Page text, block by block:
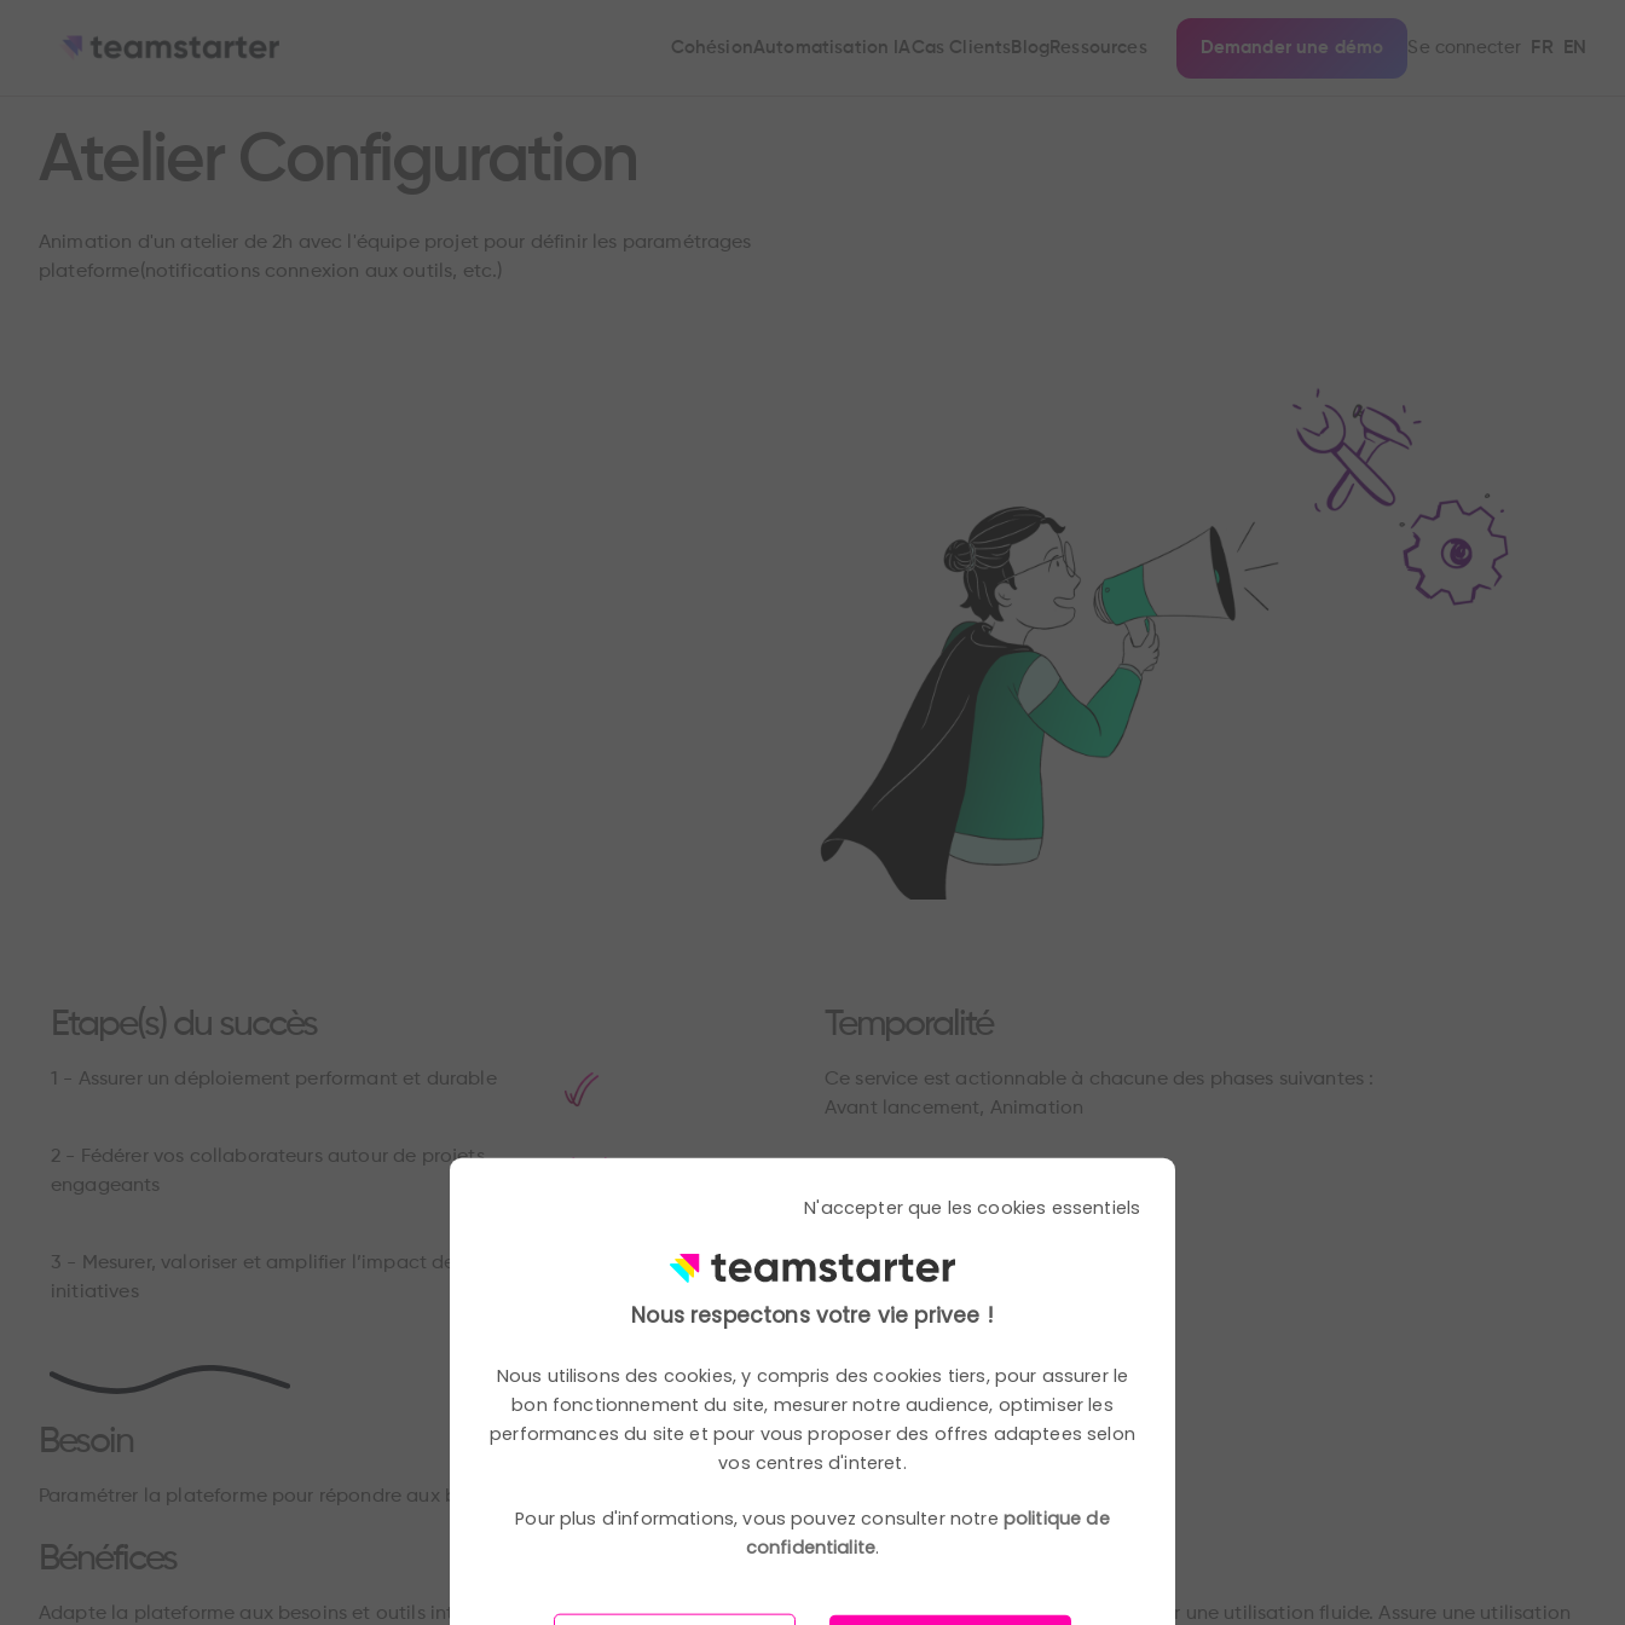
Cohésion Automatisation IA Cas Clients Blog Ressources Demander une démo Se connecter FR EN
Atelier Configuration
Animation d'un atelier de 2h avec l'équipe projet pour définir les paramétrages
plateforme(notifications connexion aux outils, etc.)
Etape(s) du succès
1 - Assurer un déploiement performant et durable
2 - Fédérer vos collaborateurs autour de projets
engageants
3 - Mesurer, valoriser et amplifier l’impact des
initiatives
Temporalité
Ce service est actionnable à chacune des phases suivantes :
Avant lancement, Animation
Besoin
Paramétrer la plateforme pour répondre aux besoins spécifiques de l’entreprise et maximiser son adoption par les utilisateurs.
Bénéfices
Adapte la plateforme aux besoins et outils internes de l’entreprise. Paramètre tous les éléments clés dès le départ pour assurer une utilisation fluide. Assure une utilisation
N'accepter que les cookies essentiels
Nous respectons votre vie privee !
Nous utilisons des cookies, y compris des cookies tiers, pour assurer le
bon fonctionnement du site, mesurer notre audience, optimiser les
performances du site et pour vous proposer des offres adaptees selon
vos centres d'interet.
Pour plus d'informations, vous pouvez consulter notre politique de
confidentialite.